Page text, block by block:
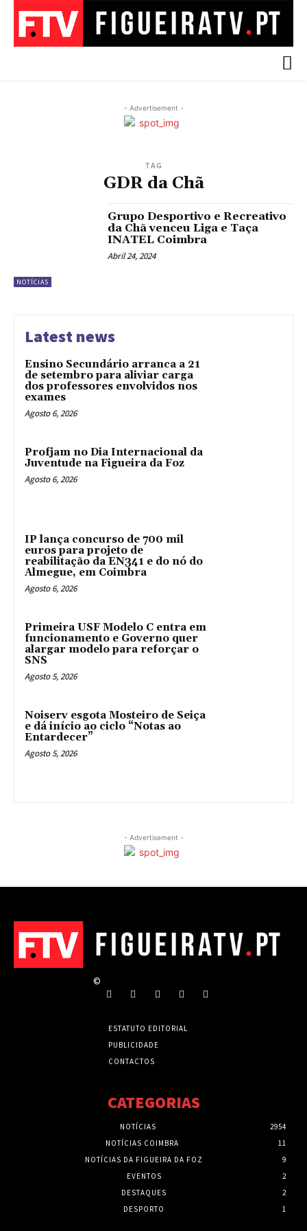
- Advertisement -
TAG
GDR da Chã
NOTÍCIAS
Grupo Desportivo e Recreativo
da Chã venceu Liga e Taça
INATEL Coimbra
Abril 24, 2024
Latest news
Ensino Secundário arranca a 21
de setembro para aliviar carga
dos professores envolvidos nos
exames
Agosto 6, 2026
Profjam no Dia Internacional da
Juventude na Figueira da Foz
Agosto 6, 2026
IP lança concurso de 700 mil
euros para projeto de
reabilitação da EN341 e do nó do
Almegue, em Coimbra
Agosto 6, 2026
Primeira USF Modelo C entra em
funcionamento e Governo quer
alargar modelo para reforçar o
SNS
Agosto 5, 2026
Noiserv esgota Mosteiro de Seiça
e dá início ao ciclo “Notas ao
Entardecer”
Agosto 5, 2026
- Advertisement -
©
ESTATUTO EDITORIAL
PUBLICIDADE
CONTACTOS
CATEGORIAS
NOTÍCIAS
2954
NOTÍCIAS COIMBRA
11
NOTÍCIAS DA FIGUEIRA DA FOZ
9
EVENTOS
2
DESTAQUES
2
DESPORTO
1